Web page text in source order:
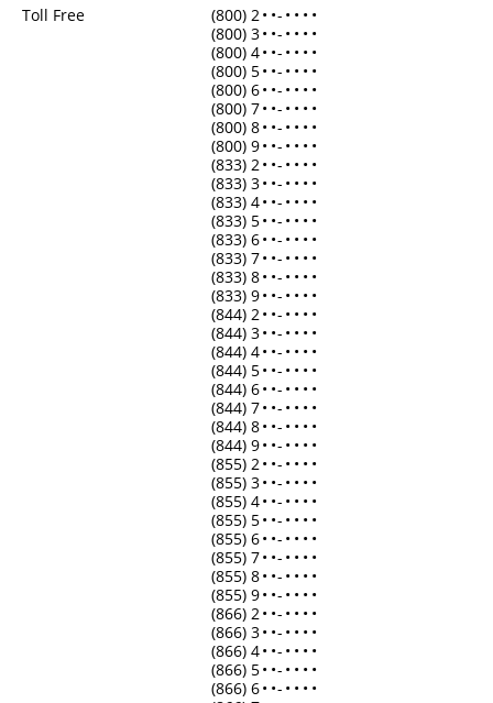
Toll Free
(800) 2• •- • • • •
(800) 3• •- • • • •
(800) 4• •- • • • •
(800) 5• •- • • • •
(800) 6• •- • • • •
(800) 7• •- • • • •
(800) 8• •- • • • •
(800) 9• •- • • • •
(833) 2• •- • • • •
(833) 3• •- • • • •
(833) 4• •- • • • •
(833) 5• •- • • • •
(833) 6• •- • • • •
(833) 7• •- • • • •
(833) 8• •- • • • •
(833) 9• •- • • • •
(844) 2• •- • • • •
(844) 3• •- • • • •
(844) 4• •- • • • •
(844) 5• •- • • • •
(844) 6• •- • • • •
(844) 7• •- • • • •
(844) 8• •- • • • •
(844) 9• •- • • • •
(855) 2• •- • • • •
(855) 3• •- • • • •
(855) 4• •- • • • •
(855) 5• •- • • • •
(855) 6• •- • • • •
(855) 7• •- • • • •
(855) 8• •- • • • •
(855) 9• •- • • • •
(866) 2• •- • • • •
(866) 3• •- • • • •
(866) 4• •- • • • •
(866) 5• •- • • • •
(866) 6• •- • • • •